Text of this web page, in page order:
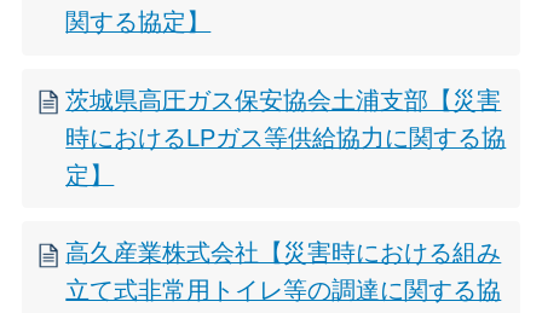
関する協定】
茨城県高圧ガス保安協会土浦支部【災害
時におけるLPガス等供給協力に関する協
定】
高久産業株式会社【災害時における組み
立て式非常用トイレ等の調達に関する協